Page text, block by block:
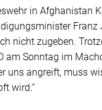
in Afghanistan
Franz
nicht zugeben.
am Sonntag im
uns angreift, muss
wird.“